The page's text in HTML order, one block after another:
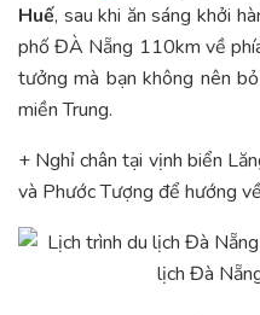
Huế, sau khi ăn sáng khởi
phố ĐÀ Nẵng 110km về
tưởng mà bạn không nên
miền Trung.
+ Nghỉ chân tại vịnh biển
và Phước Tượng để hướng